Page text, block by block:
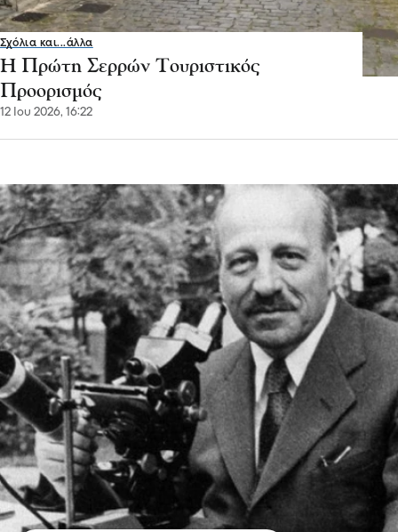
Σχόλια και...άλλα
Η Πρώτη Σερρών Τουριστικός
Προορισμός
12 Ιου 2026, 16:22